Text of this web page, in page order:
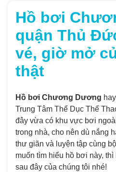
Hồ bơi
quận Thủ
vé, giờ mở
thật
Hồ bơi Chương Dương
Trung Tâm Thể Dục Thể
đây vừa có khu vực bơi
trong nhà, cho nên dù nắng
thư giãn và luyện tập cùng
muốn tìm hiểu hồ bơi này,
sau đây của chúng tôi nhé!